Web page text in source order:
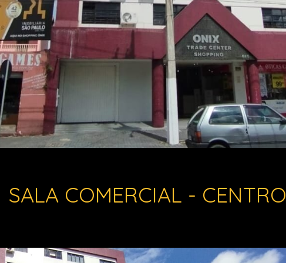
SALA COMERCIAL - CENTRO